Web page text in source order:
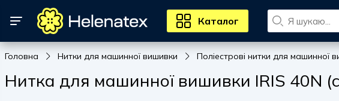
Каталог
Головна Нитки для машинної вишивки Поліестрові нитки для машинної
Нитка для машинної вишивки IRIS 40N